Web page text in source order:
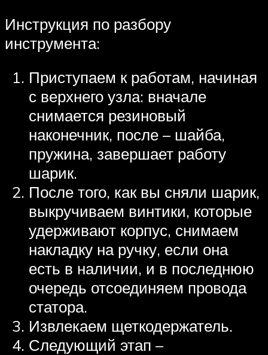
Инструкция по разбору
инструмента:
Приступаем к работам, начиная
с верхнего узла: вначале
снимается резиновый
наконечник, после – шайба,
пружина, завершает работу
шарик.
После того, как вы сняли шарик,
выкручиваем винтики, которые
удерживают корпус, снимаем
накладку на ручку, если она
есть в наличии, и в последнюю
очередь отсоединяем провода
статора.
Извлекаем щеткодержатель.
Следующий этап –